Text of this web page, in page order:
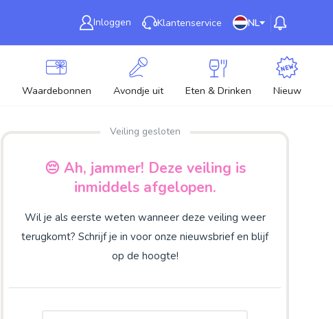
Inloggen Klantenservice NL
Waardebonnen Avondje uit Eten & Drinken Nieuw
Veiling gesloten
😔 Ah, jammer! Deze veiling is
inmiddels afgelopen.
Wil je als eerste weten wanneer deze veiling weer
terugkomt? Schrijf je in voor onze nieuwsbrief en blijf
op de hoogte!